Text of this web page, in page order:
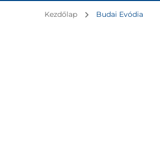
Kezdőlap Budai Evódia